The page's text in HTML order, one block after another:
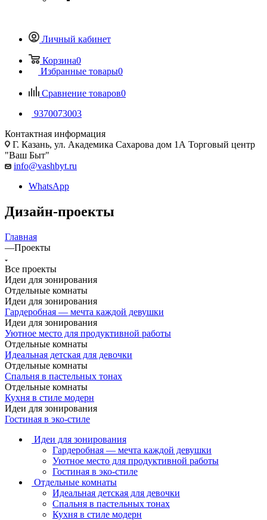
Личный кабинет
Корзина0
Избранные товары0
Сравнение товаров0
9370073003
Контактная информация
Г. Казань, ул. Академика Сахарова дом 1А Торговый центр
"Ваш Быт"
info@vashbyt.ru
WhatsApp
Дизайн-проекты
Главная
—Проекты
Все проекты
Идеи для зонирования
Отдельные комнаты
Идеи для зонирования
Гардеробная — мечта каждой девушки
Идеи для зонирования
Уютное место для продуктивной работы
Отдельные комнаты
Идеальная детская для девочки
Отдельные комнаты
Спальня в пастельных тонах
Отдельные комнаты
Кухня в стиле модерн
Идеи для зонирования
Гостиная в эко-стиле
Идеи для зонирования
Гардеробная — мечта каждой девушки
Уютное место для продуктивной работы
Гостиная в эко-стиле
Отдельные комнаты
Идеальная детская для девочки
Спальня в пастельных тонах
Кухня в стиле модерн